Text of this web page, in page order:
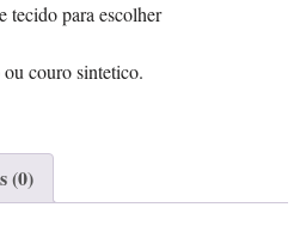
tecido para escolher
couro sintetico.
(0)